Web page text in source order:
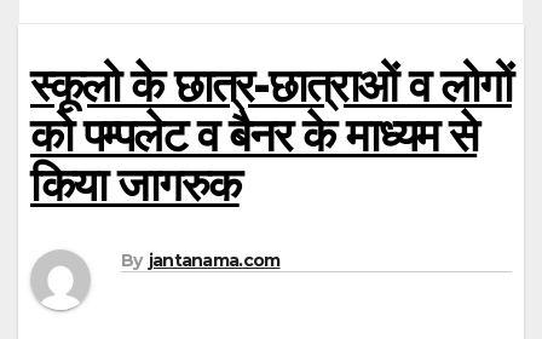
स्कूलो के छात्र-छात्राओं व लोगों
को पम्पलेट व बैनर के माध्यम से
किया जागरुक
By jantanama.com